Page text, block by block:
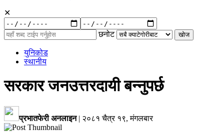
✕
अनुसार:
छनोट
युनिकोड
स्थानीय
सरकार जनउत्तरदायी बन्नुपर्छ
प्रभातफेरी अनलाइन| २०८१ चैत्र १९, मंगलबार